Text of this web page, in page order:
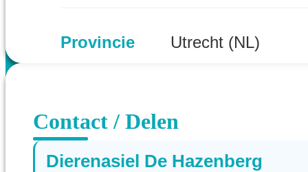
Provincie Utrecht (NL)
Contact / Delen
Dierenasiel De Hazenberg